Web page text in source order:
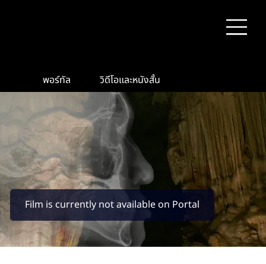
Film is currently not available on Portal
พอร์ทัล วิดีโอและหนังสั้น